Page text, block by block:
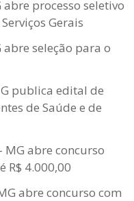
processo seletivo
Gerais
seleção para o
publica edital de
de Saúde e de
MG abre concurso
R$ 4.000,00
abre concurso com